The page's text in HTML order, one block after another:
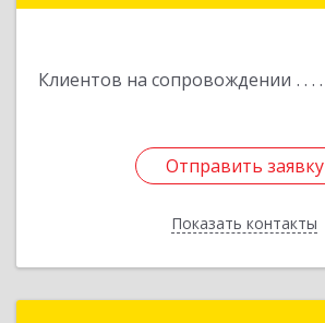
Клиентов на сопровождении
Отправить заявку
Показать контакты
Отправить заявку
Назад